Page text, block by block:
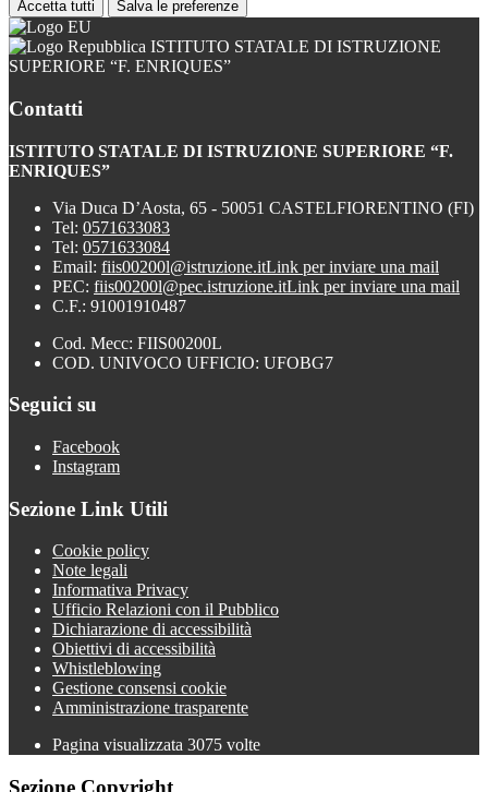
Accetta tutti Salva le preferenze
ISTITUTO STATALE DI ISTRUZIONE
SUPERIORE “F. ENRIQUES”
Contatti
ISTITUTO STATALE DI ISTRUZIONE SUPERIORE “F.
ENRIQUES”
Via Duca D’Aosta, 65 - 50051 CASTELFIORENTINO (FI)
Tel: 0571633083
Tel: 0571633084
Email: fiis00200l@istruzione.itLink per inviare una mail
PEC: fiis00200l@pec.istruzione.itLink per inviare una mail
C.F.: 91001910487
Cod. Mecc: FIIS00200L
COD. UNIVOCO UFFICIO: UFOBG7
Seguici su
Facebook
Instagram
Sezione Link Utili
Cookie policy
Note legali
Informativa Privacy
Ufficio Relazioni con il Pubblico
Dichiarazione di accessibilità
Obiettivi di accessibilità
Whistleblowing
Gestione consensi cookie
Amministrazione trasparente
Pagina visualizzata 3075 volte
Sezione Copyright